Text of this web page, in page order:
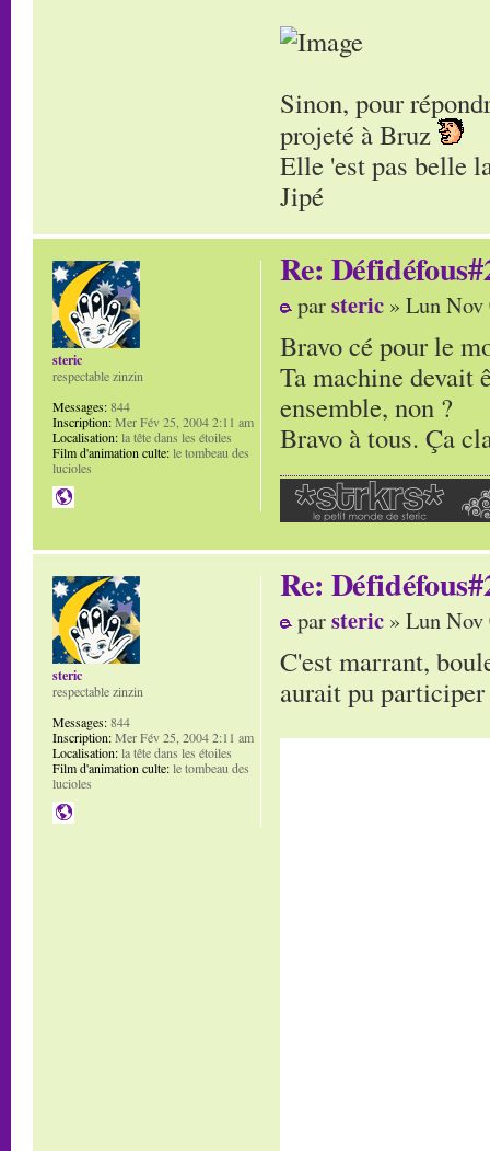
Sinon, pour
projeté à Bruz
Elle 'est pas belle
Jipé
Re:
parsteric » Lun Nov
Bravo cé pour le
Ta machine devait
ensemble, non ?
Bravo à tous. Ça
steric
respectable zinzin
Messages:844
Inscription:Mer Fév 25, 2004 2:11 am
Localisation:la tête dans les étoiles
Film d'animation culte:le tombeau des
lucioles
Re:
parsteric » Lun Nov
C'est marrant,
aurait pu
steric
respectable zinzin
Messages:844
Inscription:Mer Fév 25, 2004 2:11 am
Localisation:la tête dans les étoiles
Film d'animation culte:le tombeau des
lucioles